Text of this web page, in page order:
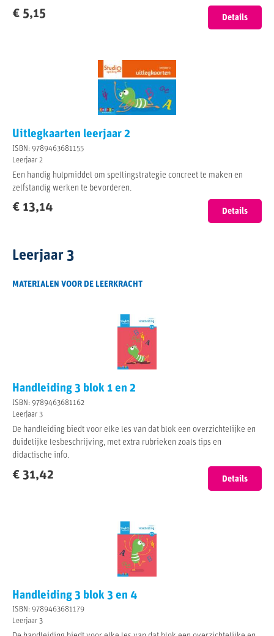
€ 5,15 Details
Uitlegkaarten leerjaar 2
ISBN: 9789463681155
Leerjaar 2
Een handig hulpmiddel om spellingstrategie concreet te maken en
zelfstandig werken te bevorderen.
€ 13,14 Details
Leerjaar 3
MATERIALEN VOOR DE LEERKRACHT
Handleiding 3 blok 1 en 2
ISBN: 9789463681162
Leerjaar 3
De handleiding biedt voor elke les van dat blok een overzichtelijke en
duidelijke lesbeschrijving, met extra rubrieken zoals tips en
didactische info.
€ 31,42 Details
Handleiding 3 blok 3 en 4
ISBN: 9789463681179
Leerjaar 3